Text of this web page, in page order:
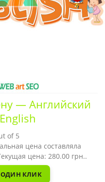
— Английский
of 5
цена составляла
цена: 280.00 грн..
ОДИН КЛИК